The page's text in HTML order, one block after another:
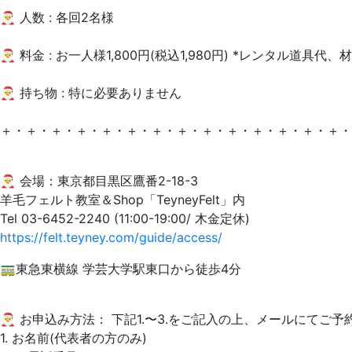
🎅 人数 : 各回2名様
🎅 料金 : お一人様1,800円(税込1,980円) *レンタル道具代、
🎅 持ち物 : 特に必要ありません
＋・＋・＋・＋・＋・＋・＋・＋・＋・＋・＋・＋・＋・＋・
🎅 会場：東京都目黒区鷹番2-18-3
羊毛フェルト教室＆Shop「TeyneyFelt」内
Tel 03-6452-2240 (11:00-19:00/ 木金定休)
https://felt.teyney.com/guide/access/
🚃東急東横線 学芸大学駅東口から徒歩4分
🎅 お申込み方法： 下記1.〜3.をご記入の上、メールにてご予
1. お名前(代表者の方のみ)